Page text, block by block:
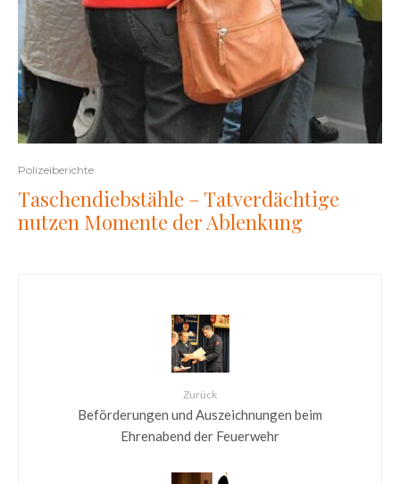
Polizeiberichte
Taschendiebstähle – Tatverdächtige
nutzen Momente der Ablenkung
Zurück
Beförderungen und Auszeichnungen beim
Ehrenabend der Feuerwehr